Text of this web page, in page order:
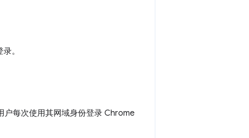
。
每次使用其网域身份登录 Chrome